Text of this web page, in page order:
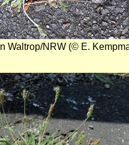
Waltrop/NRW (© E.